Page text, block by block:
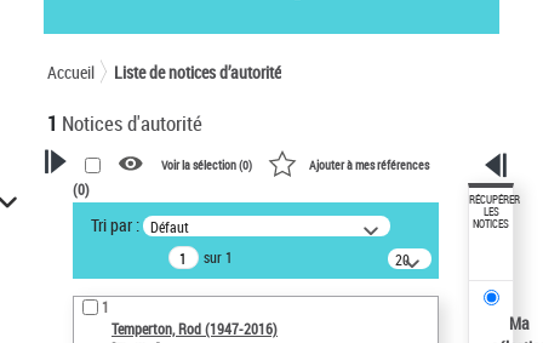
Accueil Liste de notices d’autorité
1 Notices d'autorité
VOTRE RECHERCHE
Recherche avancée dans les
notices d’autorité
Œuvres liées à l'auteur :
Temperton, Rod (1947-2016)
Voir la sélection (0) Ajouter à mes références
(0)
Tri par : Défaut
sur 1
20
résultats/page
1
Temperton, Rod (1947-2016)
RÉCUPÉRER
LES
NOTICES
Ma